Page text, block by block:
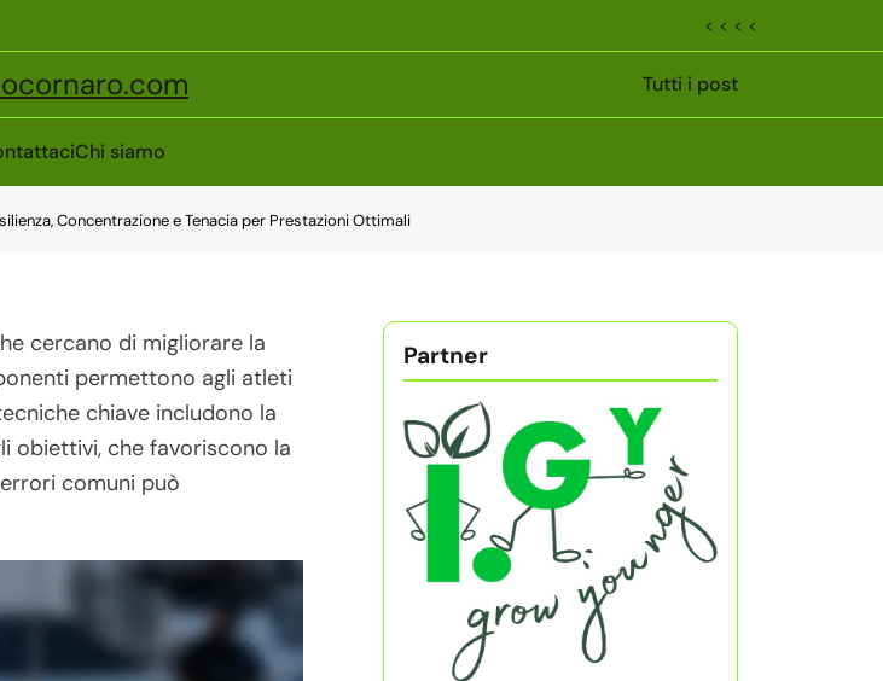
< < < <
Tutti i post
Chi siamo
Concentrazione e Tenacia per Prestazioni Ottimali
cercano di migliorare la
permettono agli atleti
chiave includono la
obiettivi, che favoriscono la
comuni può
Partner